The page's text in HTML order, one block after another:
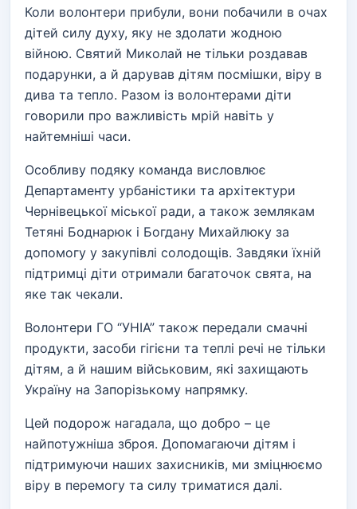
Коли волонтери прибули, вони побачили в очах
дітей силу духу, яку не здолати жодною
війною. Святий Миколай не тільки роздавав
подарунки, а й дарував дітям посмішки, віру в
дива та тепло. Разом із волонтерами діти
говорили про важливість мрій навіть у
найтемніші часи.
Особливу подяку команда висловлює
Департаменту урбаністики та архітектури
Чернівецької міської ради, а також землякам
Тетяні Боднарюк і Богдану Михайлюку за
допомогу у закупівлі солодощів. Завдяки їхній
підтримці діти отримали багаточок свята, на
яке так чекали.
Волонтери ГО “УНІА” також передали смачні
продукти, засоби гігієни та теплі речі не тільки
дітям, а й нашим військовим, які захищають
Україну на Запорізькому напрямку.
Цей подорож нагадала, що добро – це
найпотужніша зброя. Допомагаючи дітям і
підтримуючи наших захисників, ми зміцнюємо
віру в перемогу та силу триматися далі.